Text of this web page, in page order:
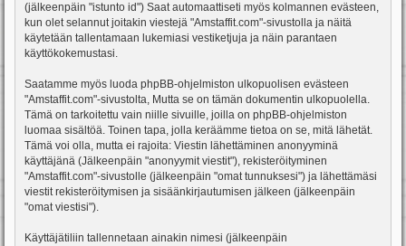
(jälkeenpäin "istunto id") Saat automaattiseti myös kolmannen evästeen,
kun olet selannut joitakin viestejä "Amstaffit.com"-sivustolla ja näitä
käytetään tallentamaan lukemiasi vestiketjuja ja näin parantaen
käyttökokemustasi.
Saatamme myös luoda phpBB-ohjelmiston ulkopuolisen evästeen
"Amstaffit.com"-sivustolta, Mutta se on tämän dokumentin ulkopuolella.
Tämä on tarkoitettu vain niille sivuille, joilla on phpBB-ohjelmiston
luomaa sisältöä. Toinen tapa, jolla keräämme tietoa on se, mitä lähetät.
Tämä voi olla, mutta ei rajoita: Viestin lähettäminen anonyyminä
käyttäjänä (Jälkeenpäin "anonyymit viestit"), rekisteröityminen
"Amstaffit.com"-sivustolle (jälkeenpäin "omat tunnuksesi") ja lähettämäsi
viestit rekisteröitymisen ja sisäänkirjautumisen jälkeen (jälkeenpäin
"omat viestisi").
Käyttäjätiliin tallennetaan ainakin nimesi (jälkeenpäin